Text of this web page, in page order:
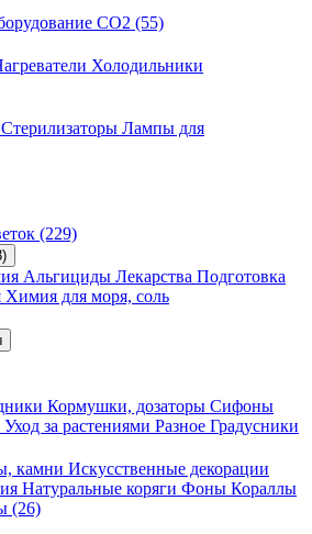
CO2 (55)
Холодильники
Стерилизаторы Лампы для
(229)
Альгициды Лекарства Подготовка
Химия для моря, соль
Кормушки, дозаторы Сифоны
Уход за растениями Разное Градусники
камни Искусственные декорации
Натуральные коряги Фоны Кораллы
(26)